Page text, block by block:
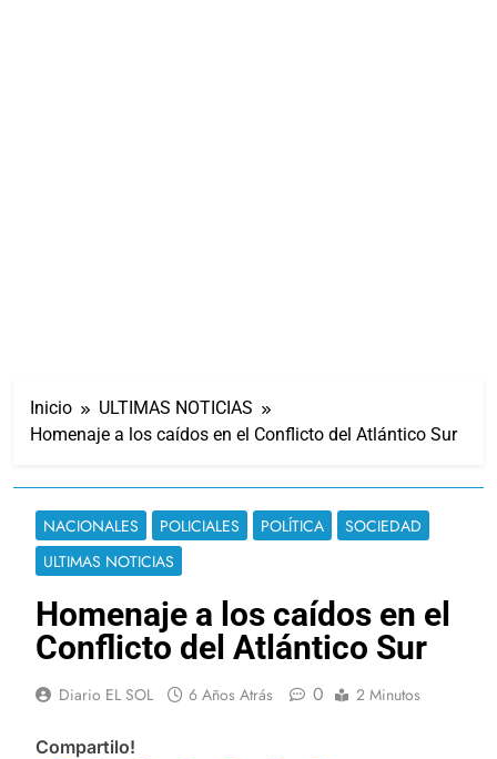
Inicio
ULTIMAS NOTICIAS
Homenaje a los caídos en el Conflicto del Atlántico Sur
NACIONALES POLICIALES POLÍTICA
SOCIEDAD
ULTIMAS NOTICIAS
Homenaje a los caídos en el
Conflicto del Atlántico Sur
Diario EL SOL 6 Años Atrás 0 2 Minutos
Compartilo!